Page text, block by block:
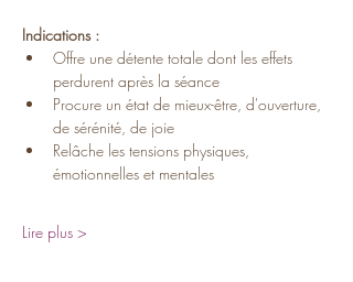
Indications :
Offre une détente totale dont les effets
perdurent après la séance
Procure un état de mieux-être, d'ouverture,
de sérénité, de joie
Relâche les tensions physiques,
émotionnelles et mentales
Lire plus >